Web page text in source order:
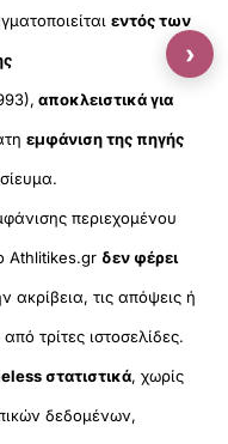
εντός των
αποκλειστικά για
εμφάνιση της πηγής
περιεχομένου
Athlitikes.gr δεν φέρει
ακρίβεια, τις απόψεις ή
τρίτες ιστοσελίδες.
στατιστικά, χωρίς
δεδομένων,
›